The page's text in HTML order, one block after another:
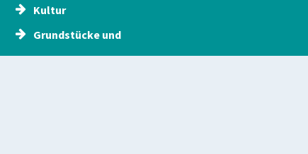
Kultur
Grundstücke und
Immobilien